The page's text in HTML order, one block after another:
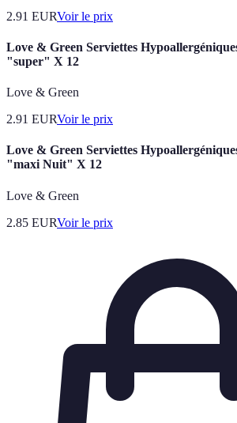
2.91 EURVoir le prix
Love & Green Serviettes
"super" X 12
Love & Green
2.91 EURVoir le prix
Love & Green Serviettes
"maxi Nuit" X 12
Love & Green
2.85 EURVoir le prix